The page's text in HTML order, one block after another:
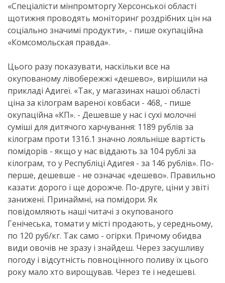
«Спеціалісти мінпромторгу Херсонської області
щотижня проводять моніторинг роздрібних цін на
соціально значимі продукти», - пише окупаційна
«Комсомольская правда».
Цього разу показувати, наскільки все на
окупованому лівобережжі «дешево», вирішили на
прикладі Адигеї. «Так, у магазинах нашої області
ціна за кілограм вареної ковбаси - 468, - пише
окупаційна «КП». - Дешевше у нас і сухі молочні
суміші для дитячого харчування: 1189 рублів за
кілограм проти 1316.1 значно лояльніше вартість
помідорів - якщо у нас віддають за 104 рублі за
кілограм, то у Республіці Адигея - за 146 рублів». По-
перше, дешевше - не означає «дешево». Правильно
казати: дорого і ще дорожче. По-друге, ціни у звіті
занижені. Принаймні, на помідори. Як
повідомляють наші читачі з окупованого
Генічеська, томати у місті продають, у середньому,
по 120 руб/кг. Так само - огірки. Причому обидва
види овочів не зразу і знайдеш. Через засушливу
погоду і відсутність повноцінного поливу їх цього
року мало хто вирощував. Через те і недешеві.